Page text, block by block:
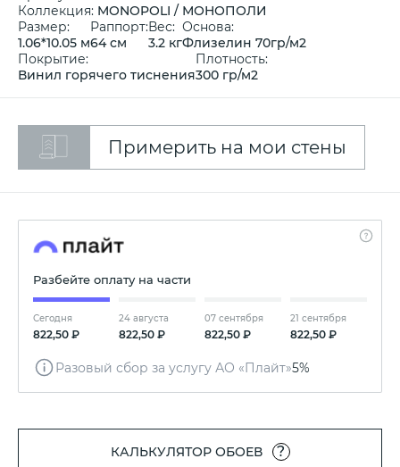
Коллекция: MONOPOLI / МОНОПОЛИ
Размер:
1.06*10.05 м
Раппорт:
64 см
Вес:
3.2 кг
Основа:
Флизелин 70гр/м2
Покрытие:
Винил горячего тиснения
Плотность:
300 гр/м2
Примерить на мои стены
Разбейте оплату на части
Сегодня
822,50 ₽
24 августа
822,50 ₽
07 сентября
822,50 ₽
21 сентября
822,50 ₽
Разовый сбор за услугу АО «Плайт»5%
КАЛЬКУЛЯТОР ОБОЕВ ?